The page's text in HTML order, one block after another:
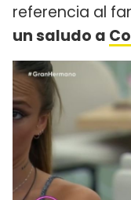
referencia al
un saludo a